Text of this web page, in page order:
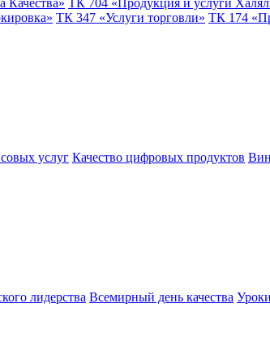
Качества» ТК 704 «Продукция и услуги
ТК 347 «Услуги торговли» ТК 174
услуг Качество цифровых продуктов
лидерства Всемирный день качества